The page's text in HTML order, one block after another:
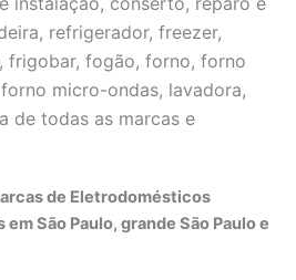
refrigerador, freezer,
frigobar, fogão, forno, forno
micro-ondas, lavadora,
de todas as marcas e
de Eletrodomésticos
São Paulo, grande São Paulo e